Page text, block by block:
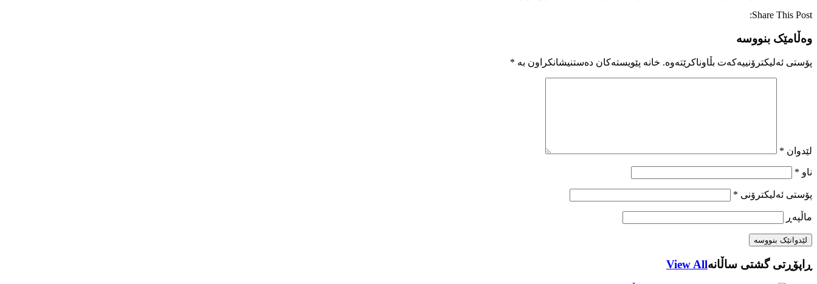
Share This Post:
وەڵامێک بنووسە
پۆستی ئەلیکترۆنییەکەت بڵاوناکرێتەوە. خانە پێویستەکان دەستنیشانکراون بە *
لێدوان *
ناو *
پۆستی ئەلیکترۆنی *
ماڵپه‌ڕ
ڕاپۆڕتی گشتی ساڵانهView All